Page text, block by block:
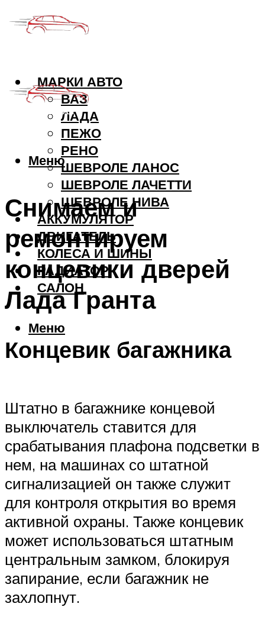
МАРКИ АВТО
ВАЗ
ЛАДА
ПЕЖО
РЕНО
ШЕВРОЛЕ ЛАНОС
ШЕВРОЛЕ ЛАЧЕТТИ
ШЕВРОЛЕ НИВА
АККУМУЛЯТОР
ДВИГАТЕЛЬ
КОЛЕСА И ШИНЫ
РАДИАТОР
САЛОН
Меню
Меню
Снимаем и
ремонтируем
концевики дверей
Лада Гранта
Концевик багажника
Штатно в багажнике концевой
выключатель ставится для
срабатывания плафона подсветки в
нем, на машинах со штатной
сигнализацией он также служит
для контроля открытия во время
активной охраны. Также концевик
может использоваться штатным
центральным замком, блокируя
запирание, если багажник не
захлопнут.